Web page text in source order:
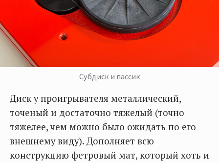
Субдиск и пассик
Диск у проигрывателя металлический,
точеный и достаточно тяжелый (точно
тяжелее, чем можно было ожидать по его
внешнему виду). Дополняет всю
конструкцию фетровый мат, который хоть и